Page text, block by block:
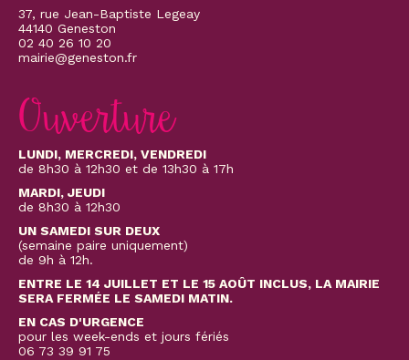
37, rue Jean-Baptiste Legeay
44140 Geneston
02 40 26 10 20
mairie@geneston.fr
Ouverture
LUNDI, MERCREDI, VENDREDI
de 8h30 à 12h30 et de 13h30 à 17h
MARDI, JEUDI
de 8h30 à 12h30
UN SAMEDI SUR DEUX
(semaine paire uniquement)
de 9h à 12h.
ENTRE LE 14 JUILLET ET LE 15 AOÛT INCLUS, LA MAIRIE
SERA FERMÉE LE SAMEDI MATIN.
EN CAS D'URGENCE
pour les week-ends et jours fériés
06 73 39 91 75